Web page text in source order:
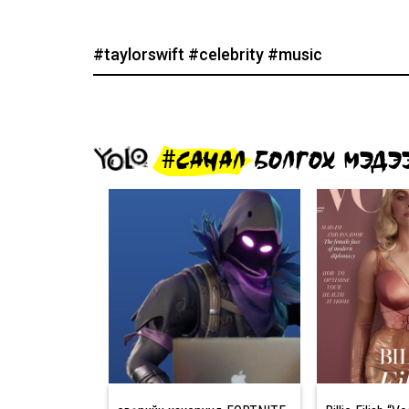
#taylorswift #celebrity #music
#САНАЛ БОЛГОХ